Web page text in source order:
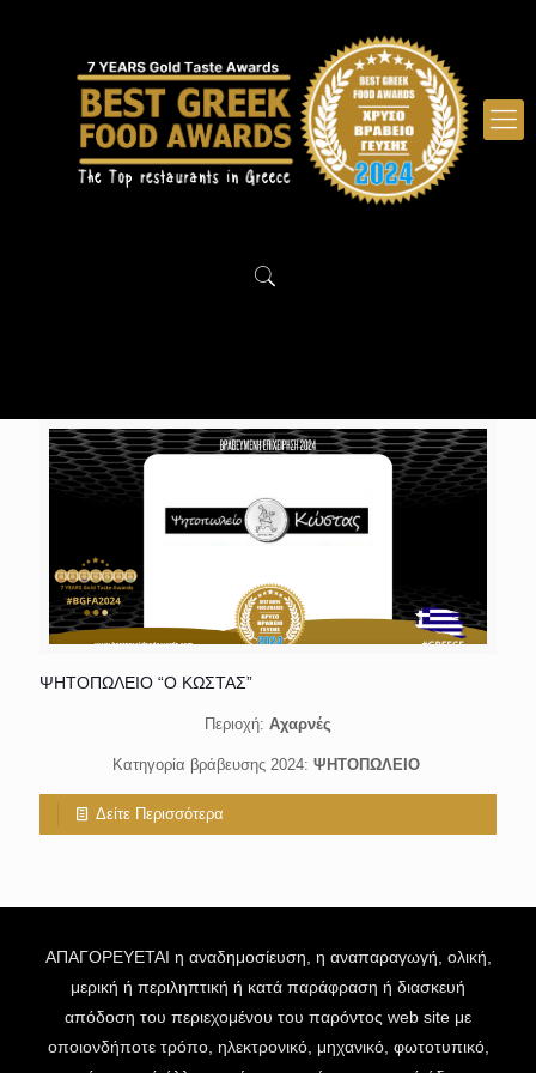
ΨΗΤΟΠΩΛΕΙΟ “Ο ΚΩΣΤΑΣ”
Περιοχή: Αχαρνές
Κατηγορία βράβευσης 2024: ΨΗΤΟΠΩΛΕΙΟ
Δείτε Περισσότερα
ΑΠΑΓΟΡΕΥΕΤΑΙ η αναδημοσίευση, η αναπαραγωγή, ολική,
μερική ή περιληπτική ή κατά παράφραση ή διασκευή
απόδοση του περιεχομένου του παρόντος web site με
οποιονδήποτε τρόπο, ηλεκτρονικό, μηχανικό, φωτοτυπικό,